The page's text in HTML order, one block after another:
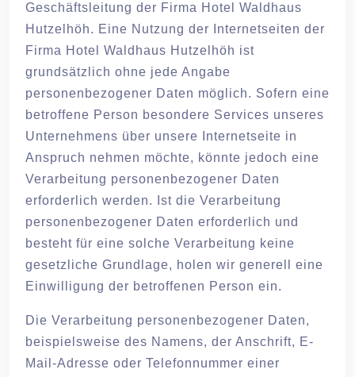
Geschäftsleitung der Firma Hotel Waldhaus
Hutzelhöh. Eine Nutzung der Internetseiten der
Firma Hotel Waldhaus Hutzelhöh ist
grundsätzlich ohne jede Angabe
personenbezogener Daten möglich. Sofern eine
betroffene Person besondere Services unseres
Unternehmens über unsere Internetseite in
Anspruch nehmen möchte, könnte jedoch eine
Verarbeitung personenbezogener Daten
erforderlich werden. Ist die Verarbeitung
personenbezogener Daten erforderlich und
besteht für eine solche Verarbeitung keine
gesetzliche Grundlage, holen wir generell eine
Einwilligung der betroffenen Person ein.
Die Verarbeitung personenbezogener Daten,
beispielsweise des Namens, der Anschrift, E-
Mail-Adresse oder Telefonnummer einer